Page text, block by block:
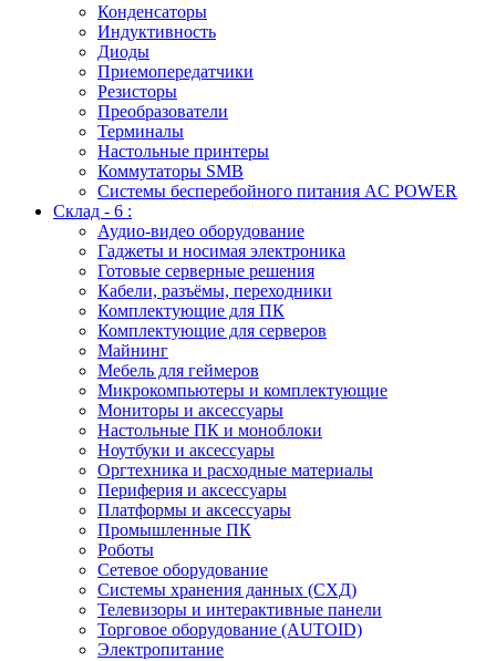
Конденсаторы
Индуктивность
Диоды
Приемопередатчики
Резисторы
Преобразователи
Терминалы
Настольные принтеры
Коммутаторы SMB
Системы бесперебойного питания AC POWER
Склад - 6 :
Аудио-видео оборудование
Гаджеты и носимая электроника
Готовые серверные решения
Кабели, разъёмы, переходники
Комплектующие для ПК
Комплектующие для серверов
Майнинг
Мебель для геймеров
Микрокомпьютеры и комплектующие
Мониторы и аксессуары
Настольные ПК и моноблоки
Ноутбуки и аксессуары
Оргтехника и расходные материалы
Периферия и аксессуары
Платформы и аксессуары
Промышленные ПК
Роботы
Сетевое оборудование
Системы хранения данных (СХД)
Телевизоры и интерактивные панели
Торговое оборудование (AUTOID)
Электропитание